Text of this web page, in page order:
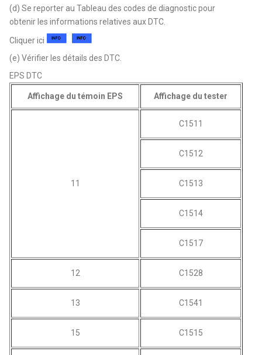
(d) Se reporter au Tableau des codes de diagnostic pour
obtenir les informations relatives aux DTC.
Cliquer ici
(e) Vérifier les détails des DTC.
EPS DTC
Affichage du témoin EPS Affichage du tester
11
C1511
C1512
C1513
C1514
C1517
12 C1528
13 C1541
15 C1515